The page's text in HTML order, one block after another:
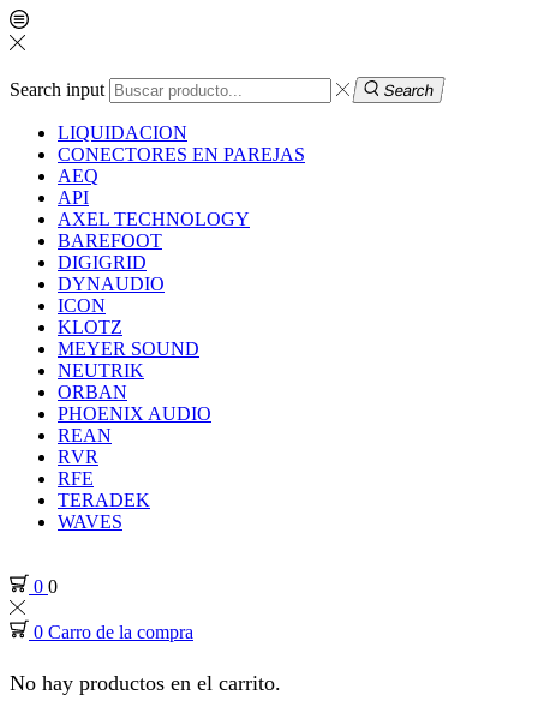
Search input Search
LIQUIDACION
CONECTORES EN PAREJAS
AEQ
API
AXEL TECHNOLOGY
BAREFOOT
DIGIGRID
DYNAUDIO
ICON
KLOTZ
MEYER SOUND
NEUTRIK
ORBAN
PHOENIX AUDIO
REAN
RVR
RFE
TERADEK
WAVES
0 0
0 Carro de la compra
No hay productos en el carrito.